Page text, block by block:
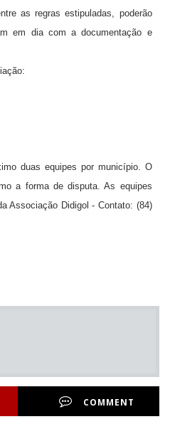
as regras estipuladas, poderão
em dia com a documentação e
duas equipes por município. O
a forma de disputa. As equipes
Associação Didigol - Contato: (84)
COMMENT